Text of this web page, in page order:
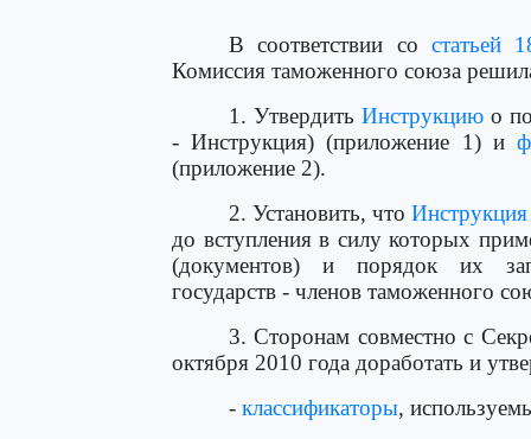
В соответствии со статьей
Комиссия таможенного союза
1. Утвердить Инструкцию о
- Инструкция) (приложение 1) и
(приложение 2).
2. Установить, чтоИнструкция
до вступления в силу которых
(документов) и порядок их
государств - членов таможенного
3. Сторонам совместно с
октября 2010 года доработать и
- классификаторы,